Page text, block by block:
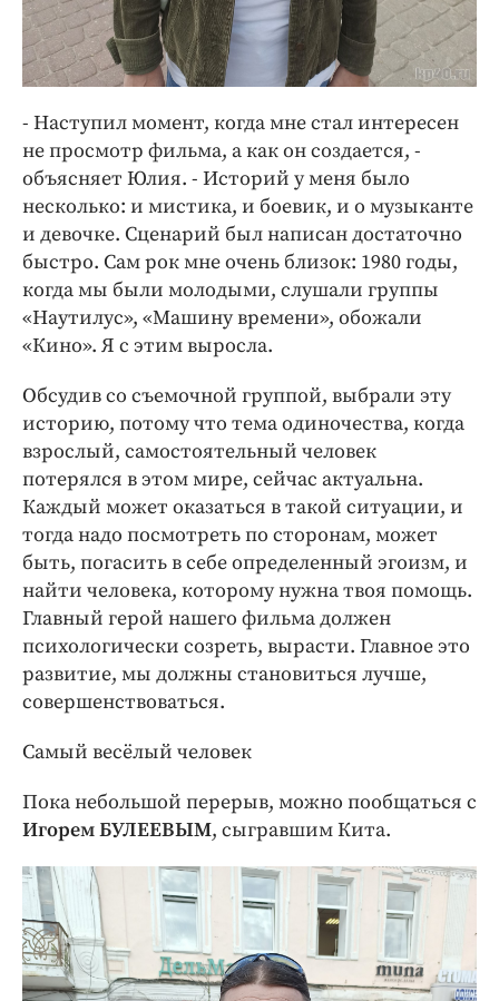
- Наступил момент, когда мне стал интересен
не просмотр фильма, а как он создается, -
объясняет Юлия. - Историй у меня было
несколько: и мистика, и боевик, и о музыканте
и девочке. Сценарий был написан достаточно
быстро. Сам рок мне очень близок: 1980 годы,
когда мы были молодыми, слушали группы
«Наутилус», «Машину времени», обожали
«Кино». Я с этим выросла.
Обсудив со съемочной группой, выбрали эту
историю, потому что тема одиночества, когда
взрослый, самостоятельный человек
потерялся в этом мире, сейчас актуальна.
Каждый может оказаться в такой ситуации, и
тогда надо посмотреть по сторонам, может
быть, погасить в себе определенный эгоизм, и
найти человека, которому нужна твоя помощь.
Главный герой нашего фильма должен
психологически созреть, вырасти. Главное это
развитие, мы должны становиться лучше,
совершенствоваться.
Самый весёлый человек
Пока небольшой перерыв, можно пообщаться с
Игорем БУЛЕЕВЫМ, сыгравшим Кита.